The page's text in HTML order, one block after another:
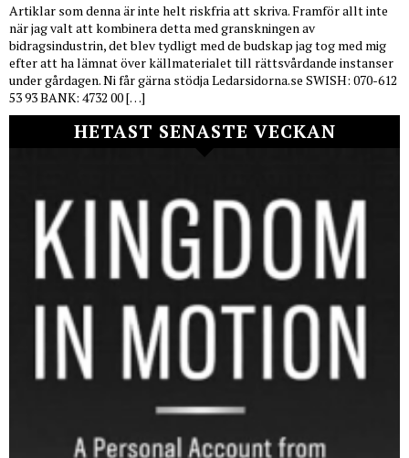
Artiklar som denna är inte helt riskfria att skriva. Framför allt inte
när jag valt att kombinera detta med granskningen av
bidragsindustrin, det blev tydligt med de budskap jag tog med mig
efter att ha lämnat över källmaterialet till rättsvårdande instanser
under gårdagen. Ni får gärna stödja Ledarsidorna.se SWISH: 070-612
53 93 BANK: 4732 00 […]
HETAST SENASTE VECKAN